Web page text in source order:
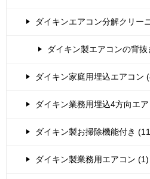
ダイキンエアコン分解クリー
ダイキン製エアコンの背
ダイキン家庭用埋込エアコン
ダイキン業務用埋込4方向エ
ダイキン製お掃除機能付き
ダイキン製業務用エアコン (1)